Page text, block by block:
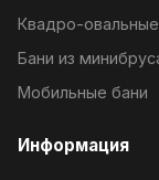
Квадро-овальные
Бани из
Мобильные бани
Информация